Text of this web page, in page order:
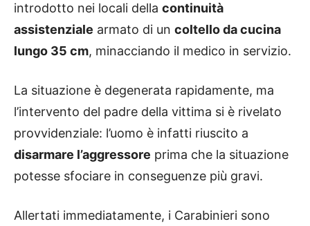
introdotto nei locali della continuità
assistenziale armato di un coltello da cucina
lungo 35 cm, minacciando il medico in servizio.
La situazione è degenerata rapidamente, ma
l’intervento del padre della vittima si è rivelato
provvidenziale: l’uomo è infatti riuscito a
disarmare l’aggressore prima che la situazione
potesse sfociare in conseguenze più gravi.
Allertati immediatamente, i Carabinieri sono